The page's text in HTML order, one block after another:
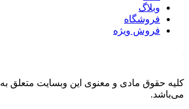
وبلاگ
فروشگاه
فروش ویژه
کلیه حقوق مادی و معنوی این وبسایت متعلق به
می‌باشد.